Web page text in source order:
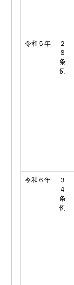
令和５年
２
８
条
例
令和６年
３
４
条
例